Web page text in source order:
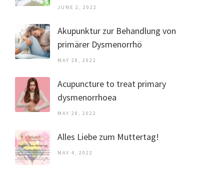
JUNE 2, 2022
Akupunktur zur Behandlung von
primärer Dysmenorrhö
MAY 28, 2022
Acupuncture to treat primary
dysmenorrhoea
MAY 28, 2022
Alles Liebe zum Muttertag!
MAY 4, 2022